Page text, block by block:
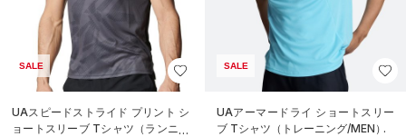
SALE
UAスピードストライド プリント シ
ョートスリーブ Tシャツ（ランニン
SALE
UAアーマードライ ショートスリー
ブ Tシャツ（トレーニング/MEN）